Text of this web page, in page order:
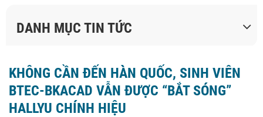
DANH MỤC TIN TỨC
KHÔNG CẦN ĐẾN HÀN QUỐC, SINH VIÊN
BTEC-BKACAD VẪN ĐƯỢC “BẮT SÓNG”
HALLYU CHÍNH HIỆU